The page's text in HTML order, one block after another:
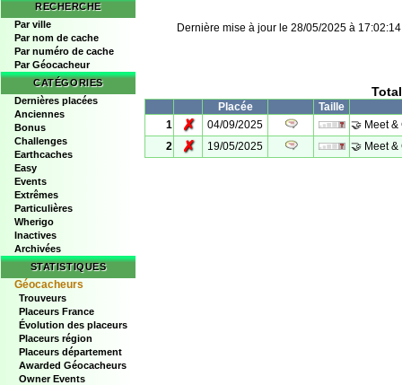
RECHERCHE
Par ville
Par nom de cache
Par numéro de cache
Par Géocacheur
CATÉGORIES
Dernières placées
Anciennes
Bonus
Challenges
Earthcaches
Easy
Events
Extrêmes
Particulières
Wherigo
Inactives
Archivées
STATISTIQUES
Géocacheurs
Trouveurs
Placeurs France
Évolution des placeurs
Placeurs région
Placeurs département
Awarded Géocacheurs
Owner Events
Dernière mise à jour le 28/05/2025 à 17:02:14
Placée
Taille
1
✗ 04/09/2025
🤝 Meet &
2
✗ 19/05/2025 🤝 Meet &